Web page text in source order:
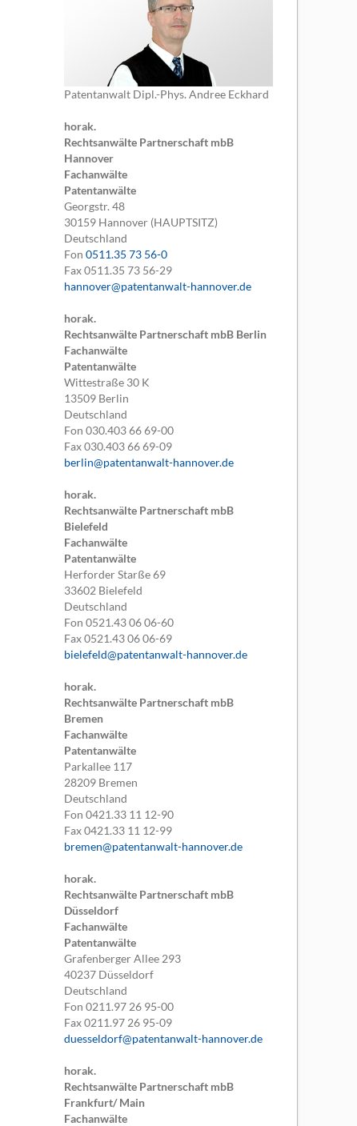
Patentanwalt Dipl.-Phys. Andree Eckhard
horak.
Rechtsanwälte Partnerschaft mbB
Hannover
Fachanwälte
Patentanwälte
Georgstr. 48
30159 Hannover (HAUPTSITZ)
Deutschland
Fon0511.35 73 56-0
Fax0511.35 73 56-29
hannover@patentanwalt-hannover.de
horak.
Rechtsanwälte Partnerschaft mbB Berlin
Fachanwälte
Patentanwälte
Wittestraße 30 K
13509 Berlin
Deutschland
Fon030.403 66 69-00
Fax030.403 66 69-09
berlin@patentanwalt-hannover.de
horak.
Rechtsanwälte Partnerschaft mbB
Bielefeld
Fachanwälte
Patentanwälte
Herforder Starße 69
33602 Bielefeld
Deutschland
Fon0521.43 06 06-60
Fax0521.43 06 06-69
bielefeld@patentanwalt-hannover.de
horak.
Rechtsanwälte Partnerschaft mbB
Bremen
Fachanwälte
Patentanwälte
Parkallee 117
28209 Bremen
Deutschland
Fon0421.33 11 12-90
Fax0421.33 11 12-99
bremen@patentanwalt-hannover.de
horak.
Rechtsanwälte Partnerschaft mbB
Düsseldorf
Fachanwälte
Patentanwälte
Grafenberger Allee 293
40237 Düsseldorf
Deutschland
Fon0211.97 26 95-00
Fax0211.97 26 95-09
duesseldorf@patentanwalt-hannover.de
horak.
Rechtsanwälte Partnerschaft mbB
Frankfurt/ Main
Fachanwälte